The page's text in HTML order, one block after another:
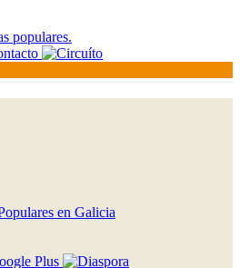
en Galicia